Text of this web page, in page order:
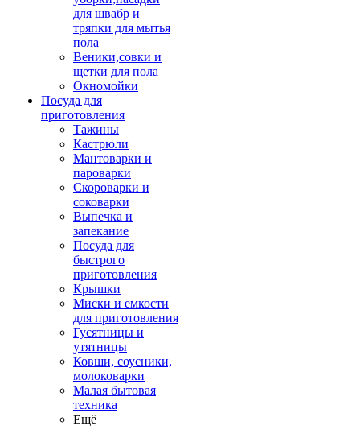
для швабр и
тряпки для мытья
пола
Веники,совки и
щетки для пола
Окномойки
Посуда для
приготовления
Тажины
Кастрюли
Мантоварки и
пароварки
Скороварки и
соковарки
Выпечка и
запекание
Посуда для
быстрого
приготовления
Крышки
Миски и емкости
для приготовления
Гусятницы и
утятницы
Ковши, соусники,
молоковарки
Малая бытовая
техника
Ещё